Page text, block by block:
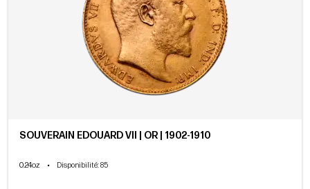
SOUVERAIN EDOUARD VII | OR | 1902-1910
0.24oz • Disponibilité: 85